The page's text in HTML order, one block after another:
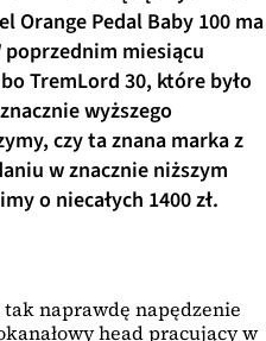
Orange Pedal Baby 100 ma
miesiącu
TremLord 30, które było
wyższego
czy ta znana marka z
w znacznie niższym
o niecałych 1400 zł.
tak naprawdę napędzenie
head pracujący w